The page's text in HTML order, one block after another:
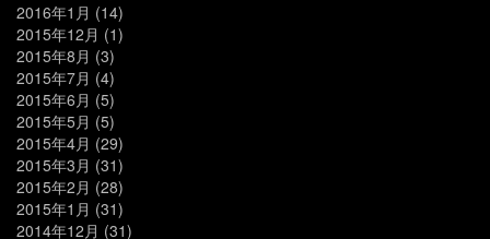
2016年1月 (14)
2015年12月 (1)
2015年8月 (3)
2015年7月 (4)
2015年6月 (5)
2015年5月 (5)
2015年4月 (29)
2015年3月 (31)
2015年2月 (28)
2015年1月 (31)
2014年12月 (31)